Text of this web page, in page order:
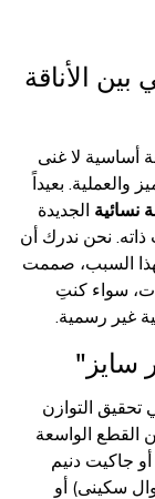
الأناقة
أساسية لا غنى
بعيداً
نسائية الجديدة
نحن ندرك أن
السبب، صممت
سواء كنتِ
غير رسمية.
سايز"
تحقيق التوازن
القطع الواسعة
جاكيت دنيم
سكينى) أو